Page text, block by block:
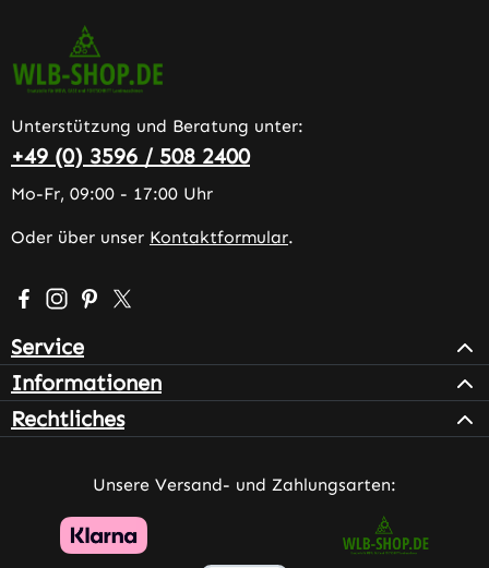
Unterstützung und Beratung unter:
+49 (0) 3596 / 508 2400
Mo-Fr, 09:00 - 17:00 Uhr
Oder über unser Kontaktformular.
Besuche uns auf Facebook – öffnet in neuem Tab
Schau auf Instagram vorbei – öffnet in neuem Tab
Lass dich auf Pinterest inspirieren – öffnet in
Folge uns auf X – öffnet in neuem Tab
Service
Informationen
Rechtliches
Unsere Versand- und Zahlungsarten: